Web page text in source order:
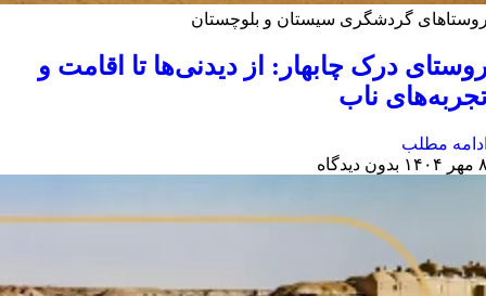
گردشگری سیستان و بلوچستان
درک چابهار: از دیدنی‌ها تا اقامت و
ناب
مطلب
بدون دیدگاه